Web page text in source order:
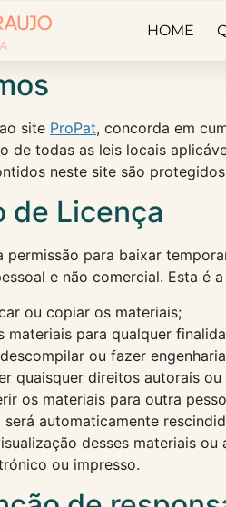
HOME
site ProPat, concorda em
de todas as leis locais
neste site são
de Licença
permissão para baixar
e não comercial. Esta é
ou copiar os materiais;
materiais para qualquer
ou fazer
quaisquer direitos autorais
os materiais para outra
será automaticamente
desses materiais
ou impresso.